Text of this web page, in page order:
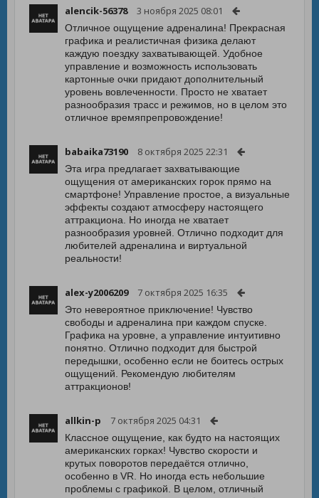
alencik-56378 3 ноября 2025 08:01
Отличное ощущение адреналина! Прекрасная
графика и реалистичная физика делают
каждую поездку захватывающей. Удобное
управление и возможность использовать
картонные очки придают дополнительный
уровень вовлеченности. Просто не хватает
разнообразия трасс и режимов, но в целом это
отличное времяпрепровождение!
babaika73190 8 октября 2025 22:31
Эта игра предлагает захватывающие
ощущения от американских горок прямо на
смартфоне! Управление простое, а визуальные
эффекты создают атмосферу настоящего
аттракциона. Но иногда не хватает
разнообразия уровней. Отлично подходит для
любителей адреналина и виртуальной
реальности!
alex-y2006209 7 октября 2025 16:35
Это невероятное приключение! Чувство
свободы и адреналина при каждом спуске.
Графика на уровне, а управление интуитивно
понятно. Отлично подходит для быстрой
передышки, особенно если не боитесь острых
ощущений. Рекомендую любителям
аттракционов!
allkin-p 7 октября 2025 04:31
Классное ощущение, как будто на настоящих
американских горках! Чувство скорости и
крутых поворотов передаётся отлично,
особенно в VR. Но иногда есть небольшие
проблемы с графикой. В целом, отличный